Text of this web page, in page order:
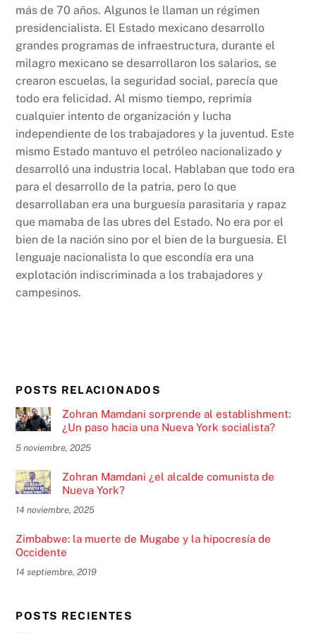
más de 70 años. Algunos le llaman un régimen
presidencialista. El Estado mexicano desarrollo
grandes programas de infraestructura, durante el
milagro mexicano se desarrollaron los salarios, se
crearon escuelas, la seguridad social, parecía que
todo era felicidad. Al mismo tiempo, reprimía
cualquier intento de organización y lucha
independiente de los trabajadores y la juventud. Este
mismo Estado mantuvo el petróleo nacionalizado y
desarrolló una industria local. Hablaban que todo era
para el desarrollo de la patria, pero lo que
desarrollaban era una burguesía parasitaria y rapaz
que mamaba de las ubres del Estado. No era por el
bien de la nación sino por el bien de la burguesía. El
lenguaje nacionalista lo que escondía era una
explotación indiscriminada a los trabajadores y
campesinos.
POSTS RELACIONADOS
Zohran Mamdani sorprende al establishment:
¿Un paso hacia una Nueva York socialista?
5 noviembre, 2025
Zohran Mamdani ¿el alcalde comunista de
Nueva York?
14 noviembre, 2025
Zimbabwe: la muerte de Mugabe y la hipocresía de
Occidente
14 septiembre, 2019
POSTS RECIENTES